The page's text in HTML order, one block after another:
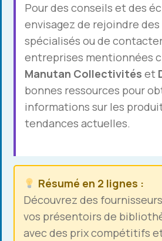
Pour des conseils et des
envisagez de rejoindre
spécialisés ou de
entreprises mentionnées
Manutan Collectivités et
bonnes ressources pour
informations sur les
tendances actuelles.
Résumé en 2 lignes :
Découvrez des
vos présentoirs de
avec des prix compétitifs